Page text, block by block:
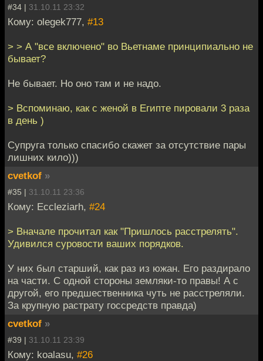
#34 | 31.10.11 23:32
Кому: olegek777, #13
> > А "все включено" во Вьетнаме принципиально не
бывает?
Не бывает. Но оно там и не надо.
> Вспоминаю, как с женой в Египте пировали 3 раза
в день )
Супруга только спасибо скажет за отсутствие пары
лишних кило)))
cvetkof »
#35 | 31.10.11 23:36
Кому: Eccleziarh, #24
> Вначале прочитал как "Пришлось расстрелять".
Удивился суровости ваших порядков.
У них был старший, как раз из южан. Его раздирало
на части. С одной стороны земляки-то правы! А с
другой, его предшественника чуть не расстреляли.
За крупную растрату госсредств правда)
cvetkof »
#39 | 31.10.11 23:39
Кому: koalasu, #26